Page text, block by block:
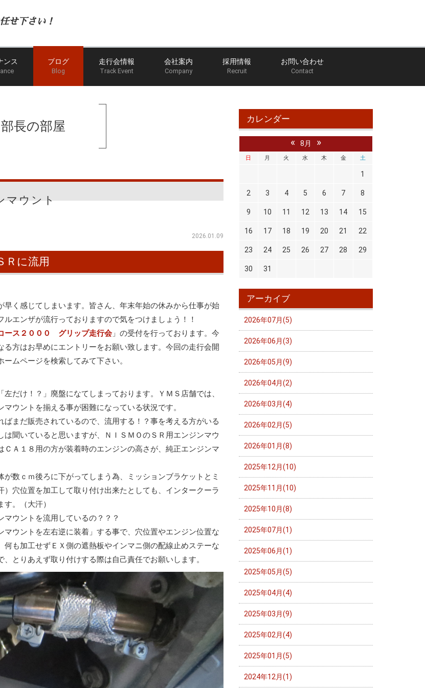
せ下さい！
ンス ブログ
Blog
走行会情報
Track Event
会社案内
Company
採用情報
Recruit
お問い合わせ
Contact
ホーム ブログ のだっち部長の部屋
長の部屋
マウント
2026.01.09
Ｒに流用
く感じてしまいます。皆さん、年末年始の休みから仕事が始
エンザが流行っておりますので気をつけましょう！！
ース２０００ グリップ走行会 」の受付を行っております。今
方はお早めにエントリーをお願い致します。今回の走行会開
ムページを検索してみて下さい。
だけ！？」廃盤になてしまっております。ＹＭＳ店舗では、
ウントを揃える事が困難になっている状況です。
まだ販売されているので、流用する！？事を考える方がいる
聞いていると思いますが、ＮＩＳＭＯのＳＲ用エンジンマウ
Ａ１８用の方が装着時のエンジンの高さが、純正エンジンマ
数ｃｍ後ろに下がってしまう為、ミッションブラケットとミ
穴位置を加工して取り付け出来たとしても、インタークーラ
。（大汗）
ウントを流用しているの？？？
ウントを左右逆に装着」する事で、穴位置やエンジン位置な
も加工せずＥＸ側の遮熱板やインマニ側の配線止めステーな
とりあえず取り付けする際は自己責任でお願いします。
カレンダー
« 8月 »
日 月 火 水 木 金 土
1
2 3 4 5 6 7 8
9 10 11 12 13 14 15
16 17 18 19 20 21 22
23 24 25 26 27 28 29
30 31
アーカイブ
2026年07月(5)
2026年06月(3)
2026年05月(9)
2026年04月(2)
2026年03月(4)
2026年02月(5)
2026年01月(8)
2025年12月(10)
2025年11月(10)
2025年10月(8)
2025年07月(1)
2025年06月(1)
2025年05月(5)
2025年04月(4)
2025年03月(9)
2025年02月(4)
2025年01月(5)
2024年12月(1)